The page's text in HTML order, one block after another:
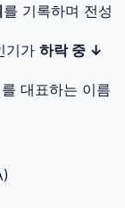
를 기록하며 전성
기가 하락 중 ↓
를 대표하는 이름